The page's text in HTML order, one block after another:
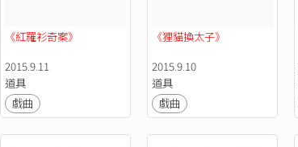
《紅羅衫奇案》
2015.9.11
道具
戲曲
《狸貓換太子》
2015.9.10
道具
戲曲